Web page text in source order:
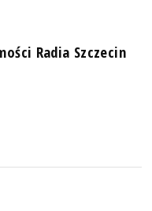
Radia Szczecin